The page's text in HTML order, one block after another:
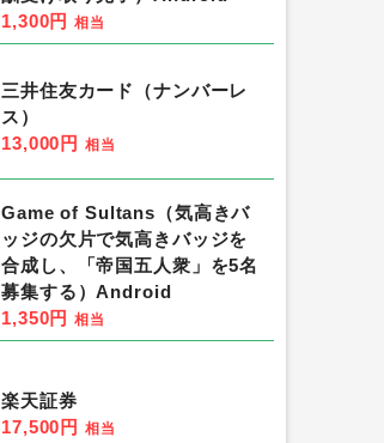
1,300円 相当
三井住友カード（ナンバーレ
ス）
13,000円 相当
Game of Sultans（気高きバ
ッジの欠片で気高きバッジを
合成し、「帝国五人衆」を5名
募集する）Android
1,350円 相当
楽天証券
17,500円 相当